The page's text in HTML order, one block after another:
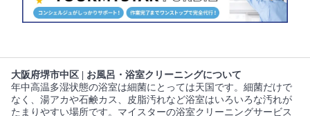
大阪府堺市中区 | お風呂・浴室クリーニングについて
年中高温多湿状態の浴室は細菌にとっては天国です。細菌だけで
なく、湯アカや石鹸カス、皮脂汚れなど浴室はいろいろな汚れが
たまりやすい場所です。マイスターの浴室クリーニングサービス